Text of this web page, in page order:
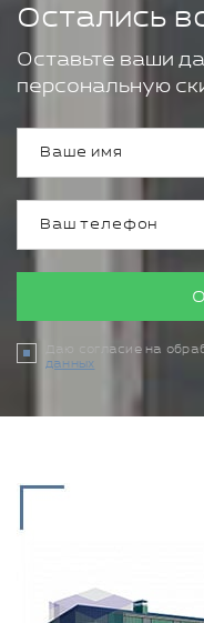
Остались
Оставьте ваши
персональную
Даю согласие на
данных